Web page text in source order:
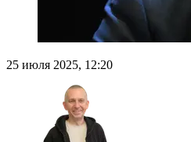
25 июля 2025, 12:20